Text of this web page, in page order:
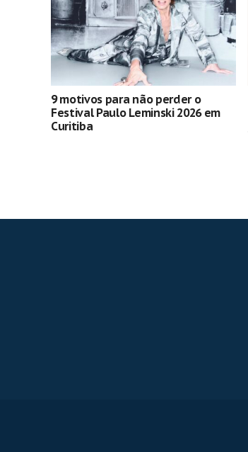
9 motivos para não perder o
Festival Paulo Leminski 2026 em
Curitiba